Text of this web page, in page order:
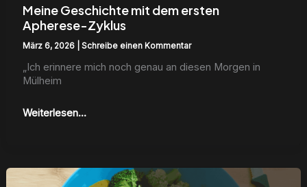
Meine Geschichte mit dem ersten
Apherese-Zyklus
März 6, 2026 |Schreibe einen Kommentar
„Ich erin­nere mich noch genau an diesen Mor­gen in
Mül­heim
Weiterlesen...
Ernährung